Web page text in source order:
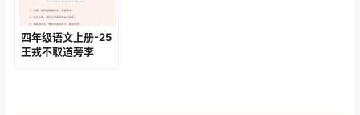
四年级语文上册-25
王戎不取道旁李